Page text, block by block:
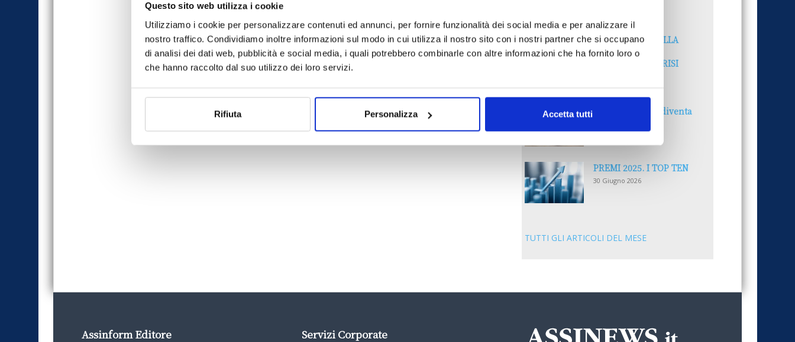
Questo sito web utilizza i cookie
Utilizziamo i cookie per personalizzare contenuti ed annunci, per fornire funzionalità dei social media e per analizzare il
nostro traffico. Condividiamo inoltre informazioni sul modo in cui utilizza il nostro sito con i nostri partner che si occupano
di analisi dei dati web, pubblicità e social media, i quali potrebbero combinarle con altre informazioni che ha fornito loro o
che hanno raccolto dal suo utilizzo dei loro servizi.
Rifiuta Personalizza Accetta tutti
LA GESTIONE DELLA
REPUTAZIONE.
RECENSIONI E CRISI
30 Giugno 2026
Il “Modulo CAI” diventa
PREMI 2025. I TOP TEN
30 Giugno 2026
TUTTI GLI ARTICOLI DEL MESE
Assinform Editore Servizi Corporate